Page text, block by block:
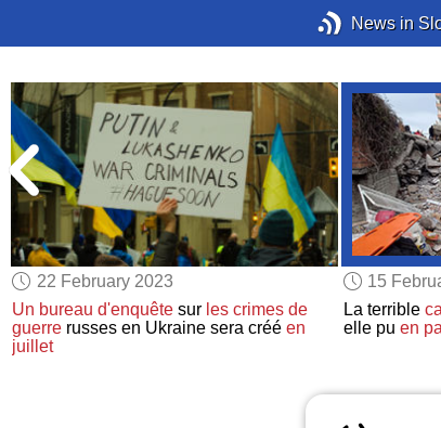
News in
22 February 2023
Un bureau d'enquête sur les crimes de
guerre russes en Ukraine sera crééen
juillet
15
La terrible
elle pu en